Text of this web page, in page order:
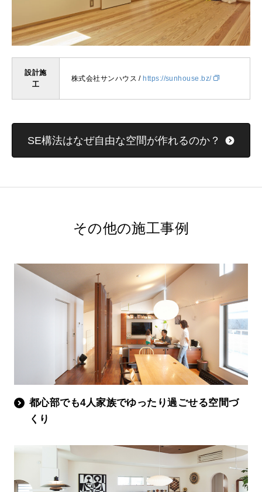
設計施
工
株式会社サンハウス / https://sunhouse.bz/
SE構法はなぜ自由な空間が作れるのか？
その他の施工事例
都心部でも4人家族でゆったり過ごせる空間づ
くり